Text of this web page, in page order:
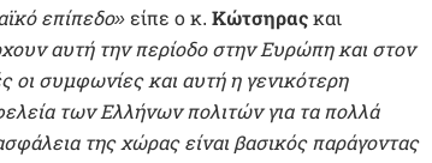
επίπεδο» είπε ο κ. Κώτσηρας και
αυτή την περίοδο στην Ευρώπη και στον
οι συμφωνίες και αυτή η γενικότερη
των Ελλήνων πολιτών για τα πολλά
της χώρας είναι βασικός παράγοντας